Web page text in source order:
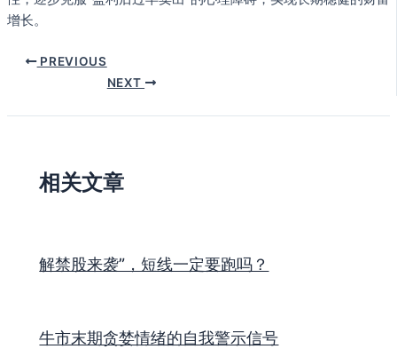
增长。
PREVIOUS
NEXT
相关文章
解禁股来袭”，短线一定要跑吗？
牛市末期贪婪情绪的自我警示信号